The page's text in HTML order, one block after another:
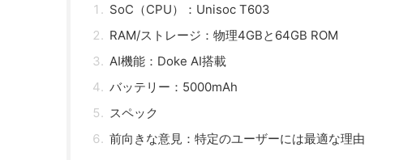
SoC（CPU）：Unisoc T603
RAM/ストレージ：物理4GBと64GB ROM
AI機能：Doke AI搭載
バッテリー：5000mAh
スペック
前向きな意見：特定のユーザーには最適な理由